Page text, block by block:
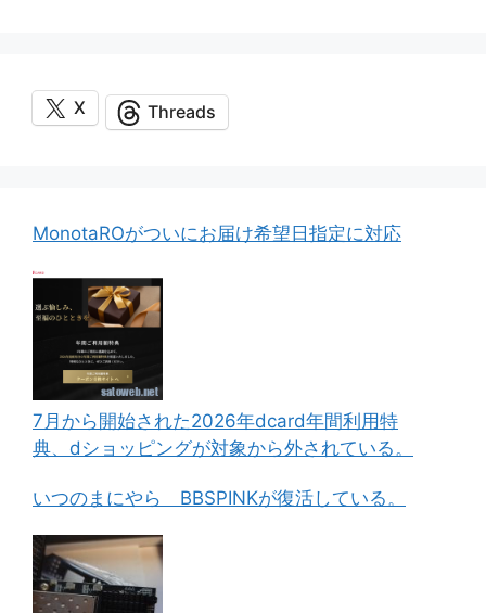
X Threads
MonotaROがついにお届け希望日指定に対応
7月から開始された2026年dcard年間利用特
典、dショッピングが対象から外されている。
いつのまにやら BBSPINKが復活している。